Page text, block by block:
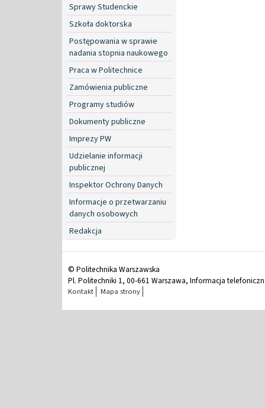
Sprawy Studenckie
Szkoła doktorska
Postępowania w sprawie
nadania stopnia naukowego
Praca w Politechnice
Zamówienia publiczne
Programy studiów
Dokumenty publiczne
Imprezy PW
Udzielanie informacji
publicznej
Inspektor Ochrony Danych
Informacje o przetwarzaniu
danych osobowych
Redakcja
© Politechnika Warszawska
Pl. Politechniki 1, 00-661 Warszawa, Informacja
Kontakt Mapa strony